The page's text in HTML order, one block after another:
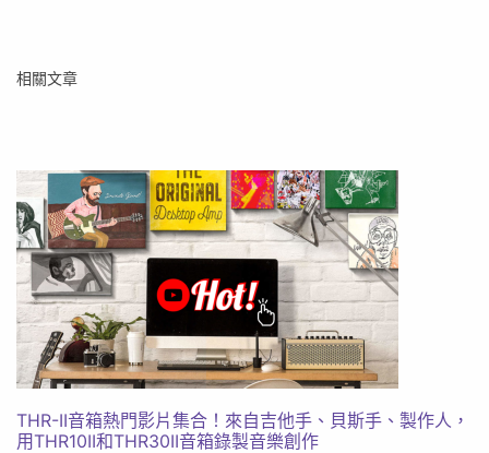
相關文章
THR-II音箱熱門影片集合！來自吉他手、貝斯手、製作人，
用THR10II和THR30II音箱錄製音樂創作